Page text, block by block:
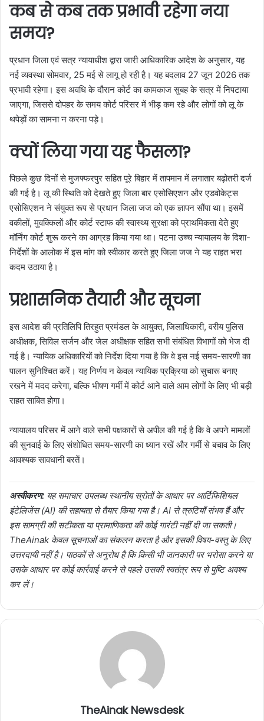
कब से कब तक प्रभावी रहेगा नया
समय?
प्रधान जिला एवं सत्र न्यायाधीश द्वारा जारी आधिकारिक आदेश के अनुसार, यह
नई व्यवस्था सोमवार, 25 मई से लागू हो रही है। यह बदलाव 27 जून 2026 तक
प्रभावी रहेगा। इस अवधि के दौरान कोर्ट का कामकाज सुबह के सत्र में निपटाया
जाएगा, जिससे दोपहर के समय कोर्ट परिसर में भीड़ कम रहे और लोगों को लू के
थपेड़ों का सामना न करना पड़े।
क्यों लिया गया यह फैसला?
पिछले कुछ दिनों से मुजफ्फरपुर सहित पूरे बिहार में तापमान में लगातार बढ़ोतरी दर्ज
की गई है। लू की स्थिति को देखते हुए जिला बार एसोसिएशन और एडवोकेट्स
एसोसिएशन ने संयुक्त रूप से प्रधान जिला जज को एक ज्ञापन सौंपा था। इसमें
वकीलों, मुवक्किलों और कोर्ट स्टाफ की स्वास्थ्य सुरक्षा को प्राथमिकता देते हुए
मॉर्निंग कोर्ट शुरू करने का आग्रह किया गया था। पटना उच्च न्यायालय के दिशा-
निर्देशों के आलोक में इस मांग को स्वीकार करते हुए जिला जज ने यह राहत भरा
कदम उठाया है।
प्रशासनिक तैयारी और सूचना
इस आदेश की प्रतिलिपि तिरहुत प्रमंडल के आयुक्त, जिलाधिकारी, वरीय पुलिस
अधीक्षक, सिविल सर्जन और जेल अधीक्षक सहित सभी संबंधित विभागों को भेज दी
गई है। न्यायिक अधिकारियों को निर्देश दिया गया है कि वे इस नई समय-सारणी का
पालन सुनिश्चित करें। यह निर्णय न केवल न्यायिक प्रक्रिया को सुचारू बनाए
रखने में मदद करेगा, बल्कि भीषण गर्मी में कोर्ट आने वाले आम लोगों के लिए भी बड़ी
राहत साबित होगा।
न्यायालय परिसर में आने वाले सभी पक्षकारों से अपील की गई है कि वे अपने मामलों
की सुनवाई के लिए संशोधित समय-सारणी का ध्यान रखें और गर्मी से बचाव के लिए
आवश्यक सावधानी बरतें।
अस्वीकरण: यह समाचार उपलब्ध स्थानीय स्रोतों के आधार पर आर्टिफिशियल
इंटेलिजेंस (AI) की सहायता से तैयार किया गया है। AI से त्रुटियाँ संभव हैं और
इस सामग्री की सटीकता या प्रामाणिकता की कोई गारंटी नहीं दी जा सकती।
TheAinak केवल सूचनाओं का संकलन करता है और इसकी विषय-वस्तु के लिए
उत्तरदायी नहीं है। पाठकों से अनुरोध है कि किसी भी जानकारी पर भरोसा करने या
उसके आधार पर कोई कार्रवाई करने से पहले उसकी स्वतंत्र रूप से पुष्टि अवश्य
कर लें।
TheAinak Newsdesk